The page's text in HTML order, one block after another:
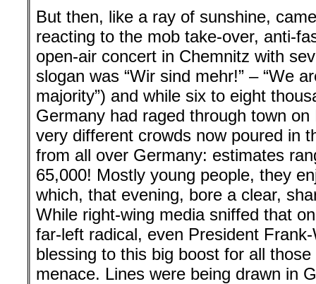
But then, like a ray of sunshine,
reacting to the mob take-over, anti-
open-air concert in Chemnitz with
slogan was “Wir sind mehr!” – “We
majority”) and while six to eight
Germany had raged through town
very different crowds now poured in
from all over Germany: estimates
65,000! Mostly young people, they
which, that evening, bore a clear,
While right-wing media sniffed that
far-left radical, even President
blessing to this big boost for all
menace. Lines were being drawn in